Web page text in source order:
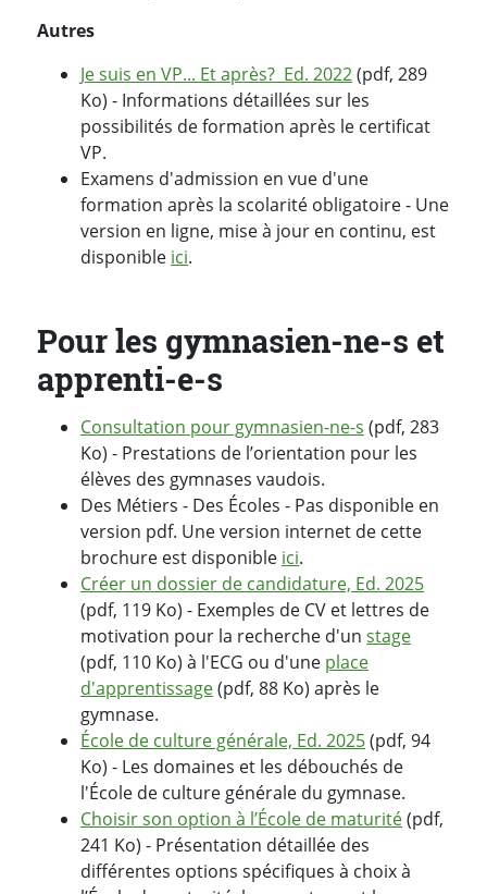
Autres
Je suis en VP... Et après? Ed. 2022(pdf, 289
Ko) - Informations détaillées sur les
possibilités de formation après le certificat
VP.
Examens d'admission en vue d'une
formation après la scolarité obligatoire - Une
version en ligne, mise à jour en continu, est
disponible ici.
Pour les gymnasien-ne-s et
apprenti-e-s
Consultation pour gymnasien-ne-s (pdf, 283
Ko) - Prestations de l’orientation pour les
élèves des gymnases vaudois.
Des Métiers - Des Écoles - Pas disponible en
version pdf. Une version internet de cette
brochure est disponible ici.
Créer un dossier de candidature, Ed. 2025
(pdf, 119 Ko) - Exemples de CV et lettres de
motivation pour la recherche d'un stage
(pdf, 110 Ko) à l'ECG ou d'une place
d'apprentissage(pdf, 88 Ko) après le
gymnase.
École de culture générale, Ed. 2025(pdf, 94
Ko) - Les domaines et les débouchés de
l'École de culture générale du gymnase.
Choisir son option à l’École de maturité(pdf,
241 Ko) - Présentation détaillée des
différentes options spécifiques à choix à